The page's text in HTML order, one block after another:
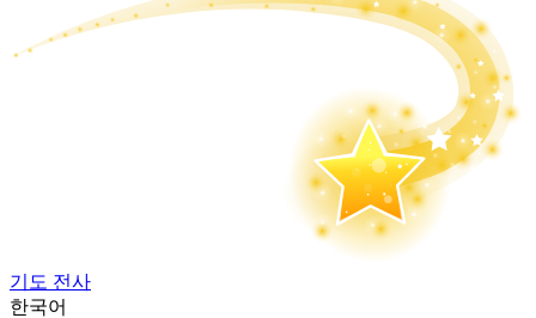
기도 전사
한국어